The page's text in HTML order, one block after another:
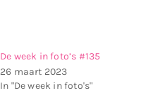
De week in foto’s #135
26 maart 2023
In "De week in foto's"